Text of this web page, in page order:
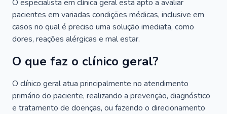
O especialista em clínica geral está apto a avaliar
pacientes em variadas condições médicas, inclusive em
casos no qual é preciso uma solução imediata, como
dores, reações alérgicas e mal estar.
O que faz o clínico geral?
O clínico geral atua principalmente no atendimento
primário do paciente, realizando a prevenção, diagnóstico
e tratamento de doenças, ou fazendo o direcionamento